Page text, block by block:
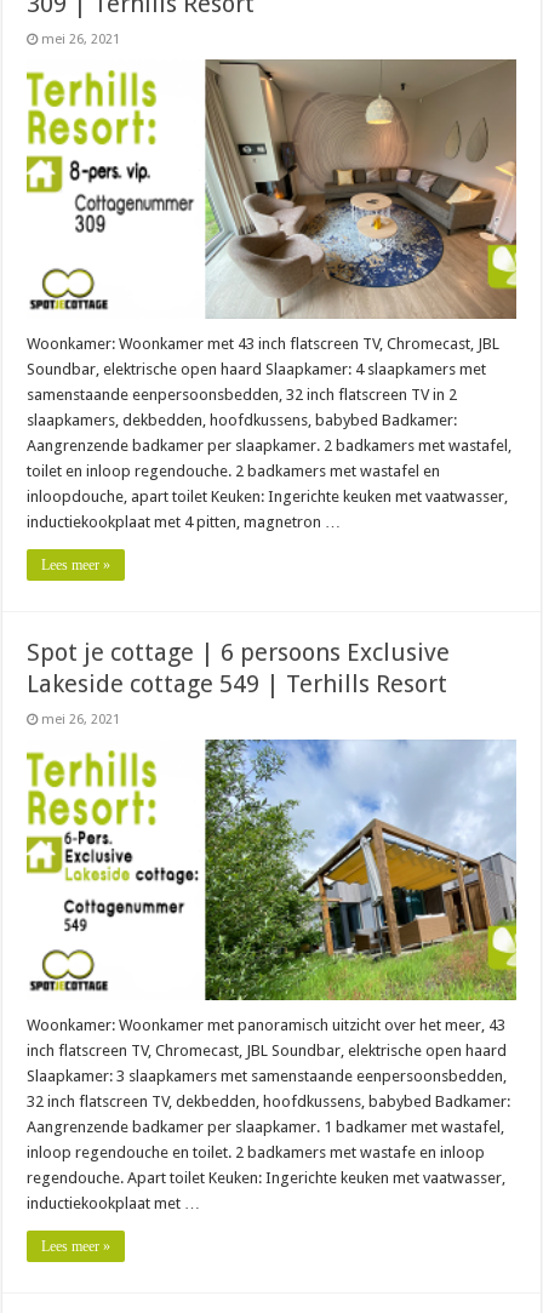
mei 26, 2021
Woonkamer: Woonkamer met 43 inch flatscreen TV, Chromecast, JBL
Soundbar, elektrische open haard Slaapkamer: 4 slaapkamers met
samenstaande eenpersoonsbedden, 32 inch flatscreen TV in 2
slaapkamers, dekbedden, hoofdkussens, babybed Badkamer:
Aangrenzende badkamer per slaapkamer. 2 badkamers met wastafel,
toilet en inloop regendouche. 2 badkamers met wastafel en
inloopdouche, apart toilet Keuken: Ingerichte keuken met vaatwasser,
inductiekookplaat met 4 pitten, magnetron …
Lees meer »
Spot je cottage | 6 persoons Exclusive
Lakeside cottage 549 | Terhills Resort
mei 26, 2021
Woonkamer: Woonkamer met panoramisch uitzicht over het meer, 43
inch flatscreen TV, Chromecast, JBL Soundbar, elektrische open haard
Slaapkamer: 3 slaapkamers met samenstaande eenpersoonsbedden,
32 inch flatscreen TV, dekbedden, hoofdkussens, babybed Badkamer:
Aangrenzende badkamer per slaapkamer. 1 badkamer met wastafel,
inloop regendouche en toilet. 2 badkamers met wastafe en inloop
regendouche. Apart toilet Keuken: Ingerichte keuken met vaatwasser,
inductiekookplaat met …
Lees meer »